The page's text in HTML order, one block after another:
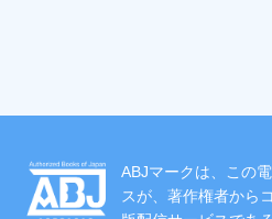
ABJマークは、この
スが、著作権者から